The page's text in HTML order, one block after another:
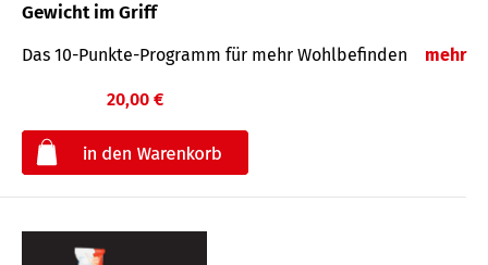
Gewicht im Griff
Das 10-Punkte-Programm für mehr Wohlbefinden mehr
20,00 €